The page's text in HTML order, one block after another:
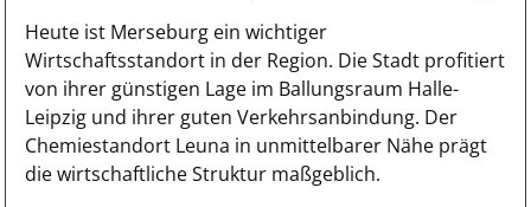
Heute ist Merseburg ein wichtiger
Wirtschaftsstandort in der Region. Die Stadt profitiert
von ihrer günstigen Lage im Ballungsraum Halle-
Leipzig und ihrer guten Verkehrsanbindung. Der
Chemiestandort Leuna in unmittelbarer Nähe prägt
die wirtschaftliche Struktur maßgeblich.